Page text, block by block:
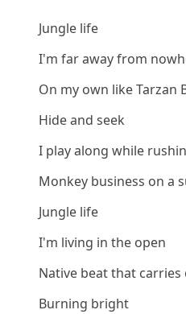
Jungle life
I'm far away from
On my own like Tarzan
Hide and seek
I play along while
Monkey business on a
Jungle life
I'm living in the open
Native beat that carries
Burning bright